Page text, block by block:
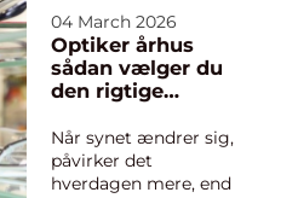
eller arbejdet
hjemmefra går i stå,
skyldes det ofte en
forkert eller dårlig
04 March 2026
Optiker århus
sådan vælger du
den rigtige
Når synet ændrer sig,
påvirker det
hverdagen mere, end